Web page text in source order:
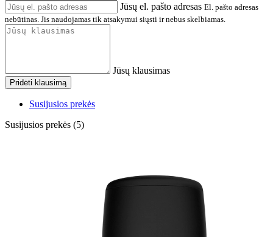
Jūsų el. pašto adresas El. pašto adresas
nebūtinas. Jis naudojamas tik atsakymui siųsti ir nebus skelbiamas.
Jūsų klausimas
Pridėti klausimą
Susijusios prekės
Susijusios prekės (5)